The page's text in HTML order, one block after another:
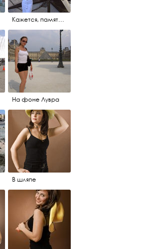
Кажется, памятник леди Ди
На фоне Лувра
В шляпе